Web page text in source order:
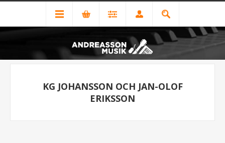
KG JOHANSSON OCH JAN-OLOF
ERIKSSON